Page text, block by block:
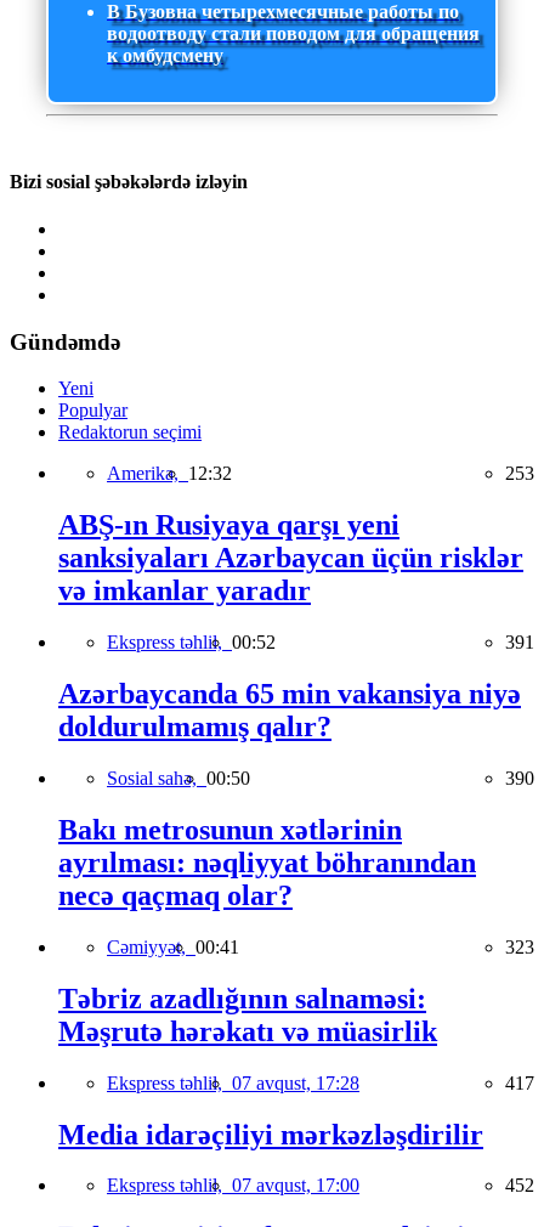
В Бузовна четырехмесячные работы по
водоотводу стали поводом для обращения
к омбудсмену
Bizi sosial şəbəkələrdə izləyin
Gündəmdə
Yeni
Populyar
Redaktorun seçimi
Amerika, 12:32 253
ABŞ-ın Rusiyaya qarşı yeni
sanksiyaları Azərbaycan üçün risklər
və imkanlar yaradır
Ekspress təhlil, 00:52 391
Azərbaycanda 65 min vakansiya niyə
doldurulmamış qalır?
Sosial sahə, 00:50 390
Bakı metrosunun xətlərinin
ayrılması: nəqliyyat böhranından
necə qaçmaq olar?
Cəmiyyət, 00:41 323
Təbriz azadlığının salnaməsi:
Məşrutə hərəkatı və müasirlik
Ekspress təhlil, 07 avqust, 17:28 417
Media idarəçiliyi mərkəzləşdirilir
Ekspress təhlil, 07 avqust, 17:00 452